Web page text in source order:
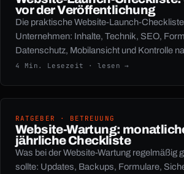
TELEFON +49 1525 2954285
vor der Veröffentlichung
Die praktische Website-Launch-
Unternehmen: Inhalte, Technik, SEO,
Datenschutz, Mobilansicht und Kontrolle
4 Min. Lesezeit · lesen →
RATGEBER · BETREUUNG
Website-Wartung:
jährliche Checkliste
Was bei der Website-Wartung regelmäßig
sollte: Updates, Backups, Formulare,